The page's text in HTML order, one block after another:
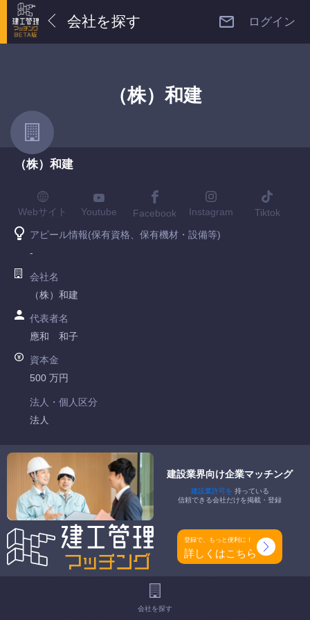
会社を探す ログイン
（株）和建
（株）和建
Webサイト Youtube Facebook Instagram Tiktok
アピール情報(保有資格、保有機材・設備等)
-
会社名
（株）和建
代表者名
應和 和子
資本金
500 万円
法人・個人区分
法人
許可番号
広島県知事許可 第039186号
特定建設業
-
一般建設業
土木一式工事業 とび・土木工事業 石工事業 鋼構造物工事業
舗装工事業 しゆんせつ工事業 水道施設工事業 解体工事業
建設業界向け企業マッチング
建設業許可を 持っている
信頼できる会社だけを掲載・登録
登録で、もっと便利に！
詳しくはこちら
会社を探す